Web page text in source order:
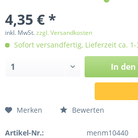
4,35 € *
inkl. MwSt.zzgl. Versandkosten
Sofort versandfertig, Lieferzeit ca. 1-
In den
Merken Bewerten
Artikel-Nr.: menm10440